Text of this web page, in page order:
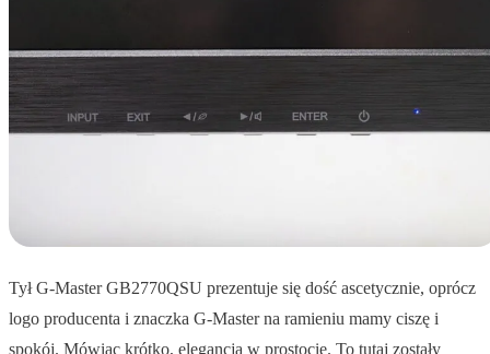
Tył G-Master GB2770QSU prezentuje się dość ascetycznie, oprócz
logo producenta i znaczka G-Master na ramieniu mamy ciszę i
spokój. Mówiąc krótko, elegancja w prostocie. To tutaj zostały